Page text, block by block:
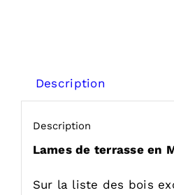
Description
Description
Lames de terrasse en
Sur la liste des bois